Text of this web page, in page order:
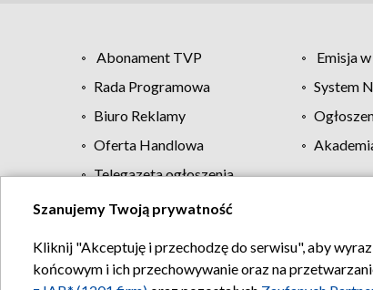
Abonament TVP Emisja
Rada Programowa
System
Biuro Reklamy
Oferta Handlowa
Telegazeta ogłoszenia
Regulamin
Szanujemy Twoją prywatność
Kliknij "Akceptuję i przechodzę do serwisu", aby
końcowym i ich przechowywanie oraz na